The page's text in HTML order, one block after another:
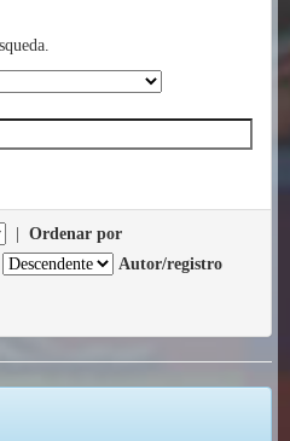
Ordenar por
Autor/registro